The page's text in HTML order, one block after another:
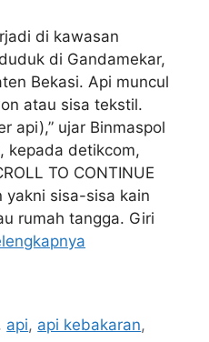
di kawasan
di Gandamekar,
Bekasi. Api muncul
atau sisa tekstil.
api),” ujar Binmaspol
kepada detikcom,
TO CONTINUE
yakni sisa-sisa kain
rumah tangga. Giri
api, api kebakaran,